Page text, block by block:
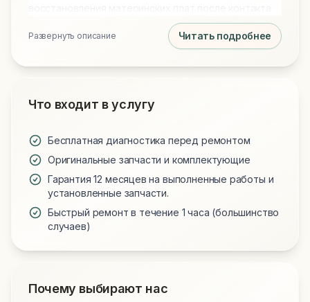
с жидкостью. В нашем распоряжении всегда есть
оригинальные дисплейные модули, новые
процессоров Apple Silicon (M1/M2/M3/M4/M5)
чипов. Предоставляем официальную гарантию на
все запчасти и выполненные работы.
Развернуть описание Читать подробнее
Что входит в услугу
Бесплатная диагностика перед ремонтом
Оригинальные запчасти и комплектующие
Гарантия 12 месяцев на выполненные работы и
установленные запчасти.
Быстрый ремонт в течение 1 часа (большинство
случаев)
Почему выбирают нас